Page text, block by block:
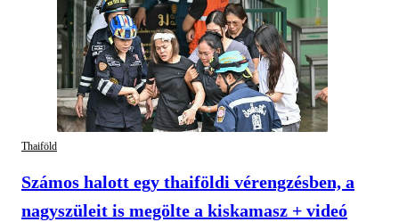
Thaiföld
Számos halott egy thaiföldi vérengzésben, a
nagyszüleit is megölte a kiskamasz + videó